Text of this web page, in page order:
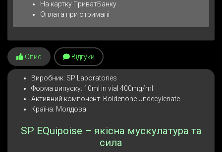
На картку ПриватБанку
Оплата при отримані
Опис Відгуки
Виробник: SP Laboratories
Форма випуску: 10ml in vial 400mg/ml
Активний компонент: Boldenone Undecylenate
Країна: Молдова
SP EQuipoise – якісна мускулатура та
сила